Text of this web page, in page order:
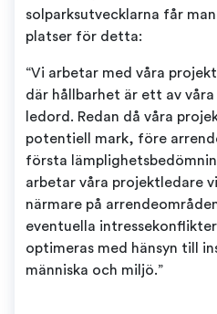
solparksutvecklarna får
platser för detta:
“Vi arbetar med våra
där hållbarhet är ett av
ledord. Redan då våra
potentiell mark, före
första
arbetar våra projektledare
närmare på
eventuella
optimeras med hänsyn till
människa och miljö.”